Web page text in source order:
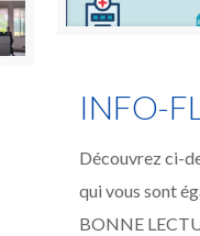
INFO-
Découvrez ci-
qui vous sont
BONNE